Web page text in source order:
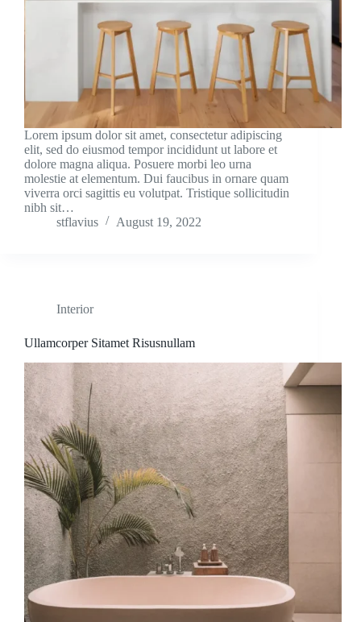
Lorem ipsum dolor sit amet, consectetur adipiscing
elit, sed do eiusmod tempor incididunt ut labore et
dolore magna aliqua. Posuere morbi leo urna
molestie at elementum. Dui faucibus in ornare quam
viverra orci sagittis eu volutpat. Tristique sollicitudin
nibh sit…
stflavius
August 19, 2022
Interior
Ullamcorper Sitamet Risusnullam